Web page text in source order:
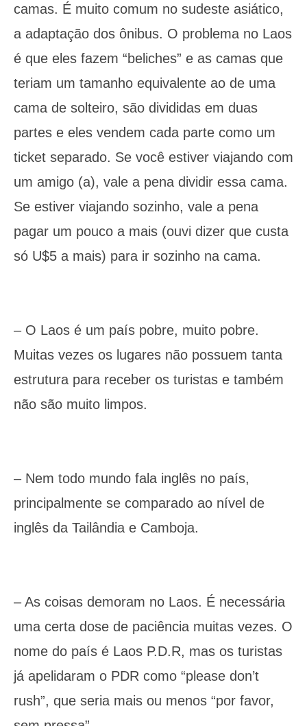
camas. É muito comum no sudeste asiático,
a adaptação dos ônibus. O problema no Laos
é que eles fazem “beliches” e as camas que
teriam um tamanho equivalente ao de uma
cama de solteiro, são divididas em duas
partes e eles vendem cada parte como um
ticket separado. Se você estiver viajando com
um amigo (a), vale a pena dividir essa cama.
Se estiver viajando sozinho, vale a pena
pagar um pouco a mais (ouvi dizer que custa
só U$5 a mais) para ir sozinho na cama.
– O Laos é um país pobre, muito pobre.
Muitas vezes os lugares não possuem tanta
estrutura para receber os turistas e também
não são muito limpos.
– Nem todo mundo fala inglês no país,
principalmente se comparado ao nível de
inglês da Tailândia e Camboja.
– As coisas demoram no Laos. É necessária
uma certa dose de paciência muitas vezes. O
nome do país é Laos P.D.R, mas os turistas
já apelidaram o PDR como “please don’t
rush”, que seria mais ou menos “por favor,